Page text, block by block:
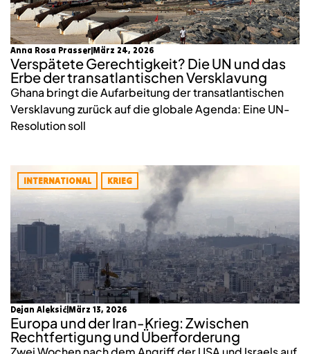
Anna Rosa Prasser März 24, 2026
Verspätete Gerechtigkeit? Die UN und das
Erbe der transatlantischen Versklavung
Ghana bringt die Aufarbeitung der transatlantischen
Versklavung zurück auf die globale Agenda: Eine UN-
Resolution soll
INTERNATIONAL KRIEG
Dejan Aleksić März 13, 2026
Europa und der Iran‑Krieg: Zwischen
Rechtfertigung und Überforderung